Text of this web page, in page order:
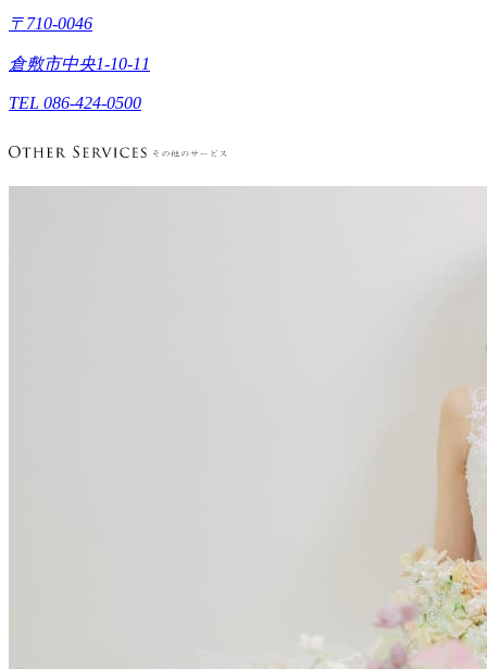
〒710-0046
倉敷市中央1-10-11
TEL 086-424-0500